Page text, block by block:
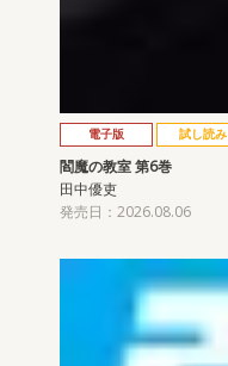
電子版 試し読み
閻魔の教室 第6巻
田中優吏
発売日：2026.08.06